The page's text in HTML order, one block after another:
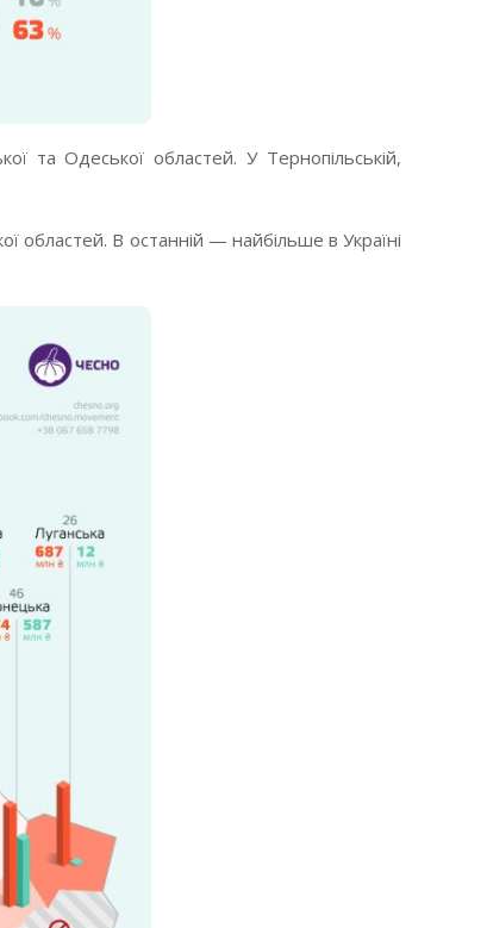
та Одеської областей. У Тернопільській,
областей. В останній — найбільше в Україні